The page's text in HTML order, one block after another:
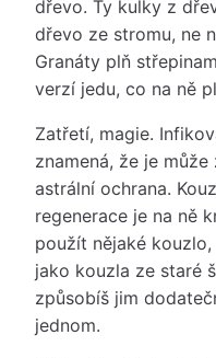
dřevo. Ty kulky z
dřevo ze stromu, ne
Granáty plň
verzí jedu, co na ně
Zatřetí, magie.
znamená, že je
astrální ochrana.
regenerace je na ně
použít nějaké
jako kouzla ze staré
způsobíš jim
jednom.